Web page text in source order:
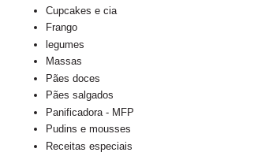
Cupcakes e cia
Frango
legumes
Massas
Pães doces
Pães salgados
Panificadora - MFP
Pudins e mousses
Receitas especiais